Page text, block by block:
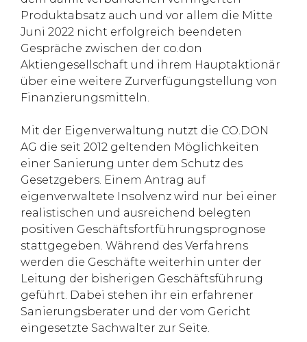
Produktabsatz auch und vor allem die Mitte
Juni 2022 nicht erfolgreich beendeten
Gespräche zwischen der co.don
Aktiengesellschaft und ihrem Hauptaktionär
über eine weitere Zurverfügungstellung von
Finanzierungsmitteln.
Mit der Eigenverwaltung nutzt die CO.DON
AG die seit 2012 geltenden Möglichkeiten
einer Sanierung unter dem Schutz des
Gesetzgebers. Einem Antrag auf
eigenverwaltete Insolvenz wird nur bei einer
realistischen und ausreichend belegten
positiven Geschäftsfortführungsprognose
stattgegeben. Während des Verfahrens
werden die Geschäfte weiterhin unter der
Leitung der bisherigen Geschäftsführung
geführt. Dabei stehen ihr ein erfahrener
Sanierungsberater und der vom Gericht
eingesetzte Sachwalter zur Seite.